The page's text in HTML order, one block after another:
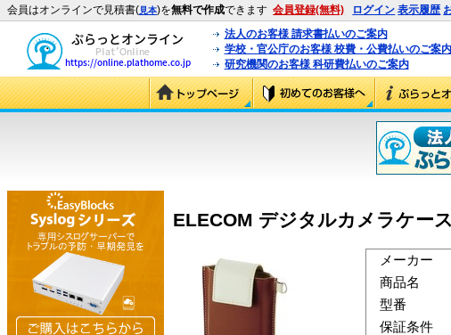
会員はオンラインで見積書(見本)を無料で作成できます 会員登録(無料) ログイン 表示履歴
法人のお客様 請求書払いのご案内
学校・官公庁のお客様 校費・公費払いのご案内
研究機関のお客様 科研費払いのご案内
ELECOM デジタルカメラケー
メーカー
商品名
型番
保証条件